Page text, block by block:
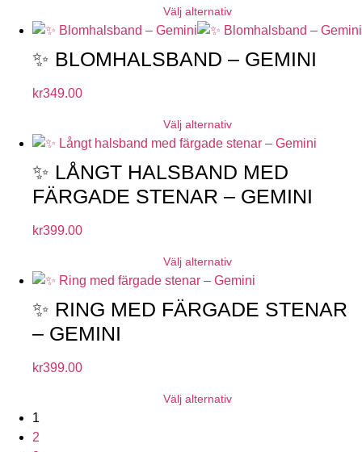
Välj alternativ
✨ BLOMHALSBAND – GEMINI
kr349.00
Välj alternativ
✨ LÅNGT HALSBAND MED
FÄRGADE STENAR – GEMINI
kr399.00
Välj alternativ
✨ RING MED FÄRGADE STENAR
– GEMINI
kr399.00
Välj alternativ
1
2